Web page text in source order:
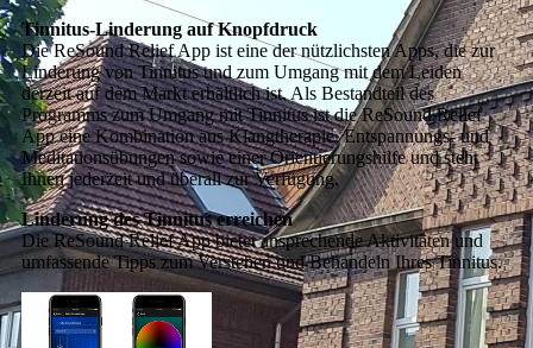
Tinnitus-Linderung auf Knopfdruck
Die ReSound Relief App ist eine der nützlichsten Apps, die zur
Linderung von Tinnitus und zum Umgang mit dem Leiden
derzeit auf dem Markt erhältlich ist. Als Bestandteil des
Programms zum Umgang mit Tinnitus ist die ReSound Relief
App eine Kombination aus Klangtherapie, Entspannungs- und
Meditationsübungen sowie einer Orientierungshilfe und steht
Ihnen jederzeit und überall zur Verfügung.
Linderung des Tinnitus erreichen
Die ReSound Relief App bietet ansprechende Aktivitäten und
umfassende Tipps zum Verstehen und Behandeln Ihres Tinnitus.